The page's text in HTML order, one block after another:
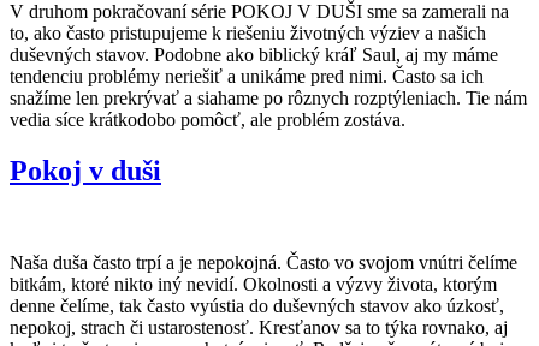
V druhom pokračovaní série POKOJ V DUŠI sme sa zamerali na
to, ako často pristupujeme k riešeniu životných výziev a našich
duševných stavov. Podobne ako biblický kráľ Saul, aj my máme
tendenciu problémy neriešiť a unikáme pred nimi. Často sa ich
snažíme len prekrývať a siahame po rôznych rozptýleniach. Tie nám
vedia síce krátkodobo pomôcť, ale problém zostáva.
Pokoj v duši
Naša duša často trpí a je nepokojná. Často vo svojom vnútri čelíme
bitkám, ktoré nikto iný nevidí. Okolnosti a výzvy života, ktorým
denne čelíme, tak často vyústia do duševných stavov ako úzkosť,
nepokoj, strach či ustarostenosť. Kresťanov sa to týka rovnako, aj